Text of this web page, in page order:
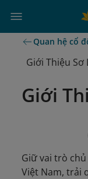
Quan hệ cổ
Giới Thiệu Sơ
Giới
Giữ vai trò
Việt Nam, trải